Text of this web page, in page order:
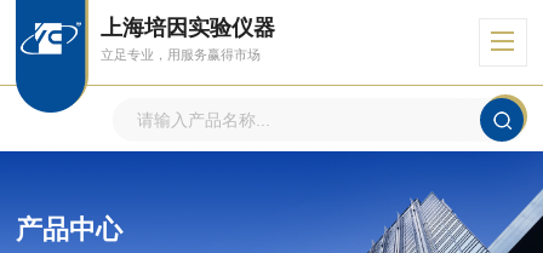
上海培因实验仪器
立足专业，用服务赢得市场
产品中心